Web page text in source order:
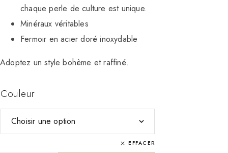
chaque perle de culture est unique.
Minéraux véritables
Fermoir en acier doré inoxydable
Adoptez un style bohème et raffiné.
Couleur
EFFACER